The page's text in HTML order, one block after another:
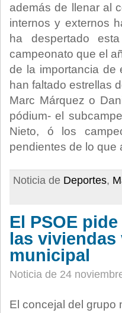
además de llenar al
internos y externos
ha despertado
campeonato que el
de la importancia de
han faltado estrellas
Marc Márquez o
pódium- el
Nieto, ó los
pendientes de lo que
Noticia de Deportes,
El PSOE
las
municipal
Noticia de 24
El concejal del grupo